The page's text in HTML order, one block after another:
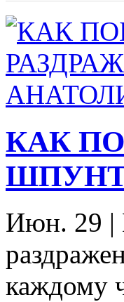
КАК
Июн. 29 |
каждому